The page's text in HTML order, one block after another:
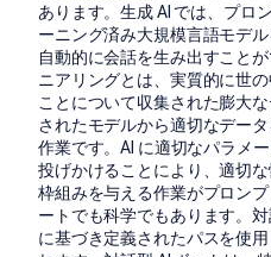
あります。生成 AI では、プロ
ーニング済み大規模言語モデ
自動的に会話を生み出すこと
ニアリングとは、実質的に世
ことについて収集された膨大
されたモデルから適切なデー
作業です。AI に適切なパラメ
投げかけることにより、適切
枠組みを与える作業がプロン
ートでも科学でもあります。
に基づき定義されたパスを使